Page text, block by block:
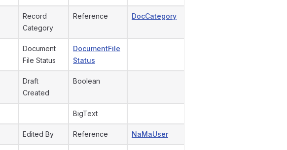
Record
Category
Reference DocCategory
Document
File Status
DocumentFile
Status
Draft
Created
Boolean
BigText
Edited By Reference NaMaUser